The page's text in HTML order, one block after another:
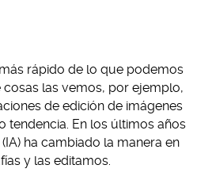
rápido de lo que podemos
cosas las vemos, por ejemplo,
de edición de imágenes
tendencia. En los últimos años
ha cambiado la manera en
y las editamos.